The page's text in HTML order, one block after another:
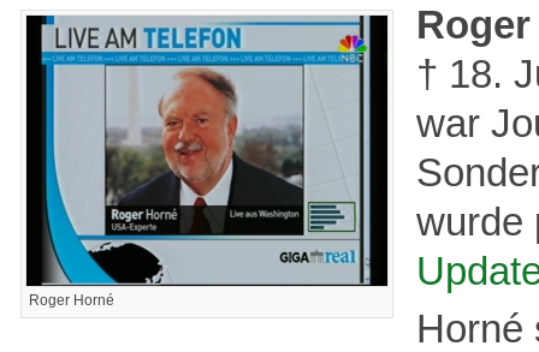
Roger Horné
† 18.
war
wurde
Horné